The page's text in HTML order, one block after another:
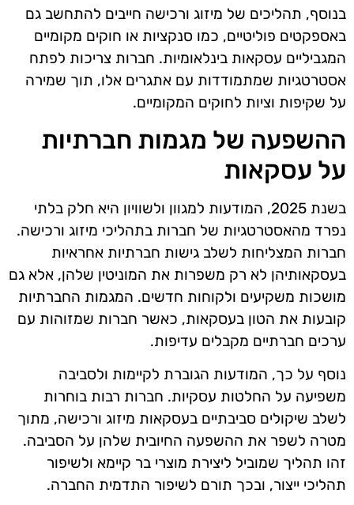
בנוסף, תהליכים של מיזוג ורכישה חייבים להתחשב גם
באספקטים פוליטיים, כמו סנקציות או חוקים מקומיים
המגביליים עסקאות בינלאומיות. חברות צריכות לפתח
אסטרטגיות שמתמודדות עם אתגרים אלו, תוך שמירה
על שקיפות וציות לחוקים המקומיים.
ההשפעה של מגמות חברתיות
על עסקאות
בשנת 2025, המודעות למגוון ולשוויון היא חלק בלתי
נפרד מהאסטרטגיות של חברות בתהליכי מיזוג ורכישה.
חברות המצליחות לשלב גישות חברתיות אחראיות
בעסקאותיהן לא רק משפרות את המוניטין שלהן, אלא גם
מושכות משקיעים ולקוחות חדשים. המגמות החברתיות
קובעות את הטון בעסקאות, כאשר חברות שמזוהות עם
ערכים חברתיים מקבלים עדיפות.
נוסף על כך, המודעות הגוברת לקיימות ולסביבה
משפיעה על החלטות עסקיות. חברות רבות בוחרות
לשלב שיקולים סביבתיים בעסקאות מיזוג ורכישה, מתוך
מטרה לשפר את ההשפעה החיובית שלהן על הסביבה.
זהו תהליך שמוביל ליצירת מוצרי בר קיימא ולשיפור
תהליכי ייצור, ובכך תורם לשיפור התדמית החברה.